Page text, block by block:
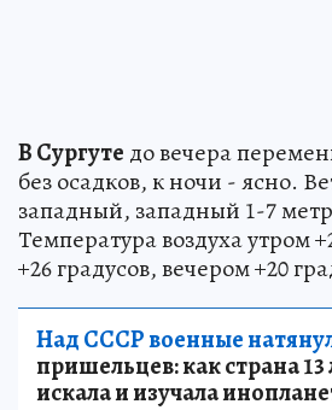
В Сургуте до вечера
без осадков, к ночи - ясно.
западный, западный 1-7
Температура воздуха утром
+26 градусов, вечером +20
Над СССР военные
пришельцев: как страна 13
искала и изучала